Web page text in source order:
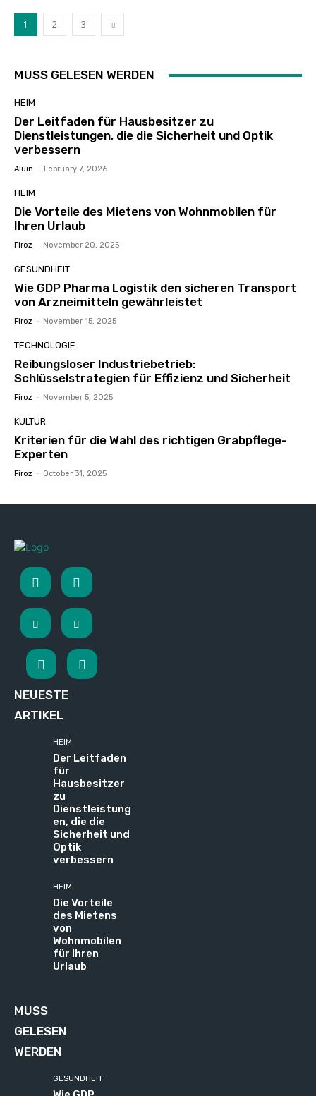
1 2 3
MUSS GELESEN WERDEN
HEIM
Der Leitfaden für Hausbesitzer zu
Dienstleistungen, die die Sicherheit und Optik
verbessern
Aluin - February 7, 2026
HEIM
Die Vorteile des Mietens von Wohnmobilen für
Ihren Urlaub
Firoz - November 20, 2025
GESUNDHEIT
Wie GDP Pharma Logistik den sicheren Transport
von Arzneimitteln gewährleistet
Firoz - November 15, 2025
TECHNOLOGIE
Reibungsloser Industriebetrieb:
Schlüsselstrategien für Effizienz und Sicherheit
Firoz - November 5, 2025
KULTUR
Kriterien für die Wahl des richtigen Grabpflege-
Experten
Firoz - October 31, 2025
NEUESTE
ARTIKEL
HEIM
Der Leitfaden
für
Hausbesitzer
zu
Dienstleistung
en, die die
Sicherheit und
Optik
verbessern
HEIM
Die Vorteile
des Mietens
von
Wohnmobilen
für Ihren
Urlaub
MUSS
GELESEN
WERDEN
GESUNDHEIT